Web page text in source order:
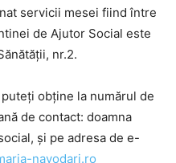
servicii mesei fiind între
de Ajutor Social este
nr.2.
obține la numărul de
de contact: doamna
și pe adresa de e-
navodari.ro